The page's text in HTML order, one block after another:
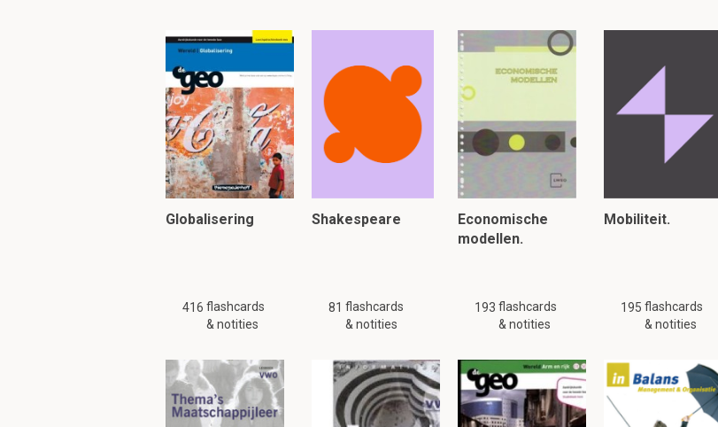
Globalisering
416 flashcards
& notities
Shakespeare
81 flashcards
& notities
Economische
modellen.
193 flashcards
& notities
Mobiliteit.
195 flashcards
& notities